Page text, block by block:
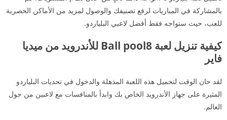
بالمشاركة في المباريات لرفع تصنيفك والوصول لمزيد من الأماكن الحصرية
للعب، حيث ستواجه فقط أفضل لاعبي البلياردو.
كيفية تنزيل لعبة Ball pool8 للأندرويد من ميديا
فاير
لقد حان الوقت لتحميل هذه اللعبة المذهلة والدخول في تحديات البلياردو
المثيرة على جهاز الأندرويد الخاص بك وابدأ بالمنافسات مع لاعبين من حول
العالم.